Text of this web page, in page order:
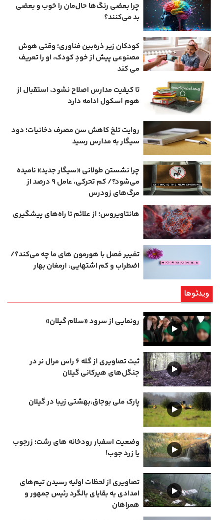
چرا بعضی رنگ‌ها حال‌مان را خوب و بعضی
بد می‌کنند؟
کودکان زیر ذره‌بین فناوری؛ وقتی هوش
مصنوعی پیش از خودِ کودک، او را تعریف
می ‌کند
تا کیفیت مدارس اصلاح نشود، استقبال از
هوم ‌اسکول ادامه دارد
روایت تلخ کاهش سن مصرف دخانیات؛ دود
سیگار به مدارس رسید
چرا نشستن طولانی «سیگار جدید» نامیده
می‌شود؟/ کم‌ تحرکی، عامل ۹ درصد از
مرگ‌های زودرس
هانتاویروس؛ از علائم تا راه‌های پیشگیری
تغییر فصل با هورمون‌ های ما چه می‌کند؟/
اضطراب و کم‌ اشتهایی، ارمغان بهار
ویدئوها
رونمایی از سرود «سلام گیلان»
ثبت تصاویری از گله ۶ راس مرال نر در
جنگل‌های هیرکانی گیلان
پارک ملی بوجاق،بهشتی زیبا در گیلان
وضعیت اسفبار رودخانه های رشت؛ زرجوب
یا زرد جوب!
تصاویری از لحظات اولیه رسیدن تیم‌های
امدادی به بقایای بالگرد رئیس جمهور و
همراهان